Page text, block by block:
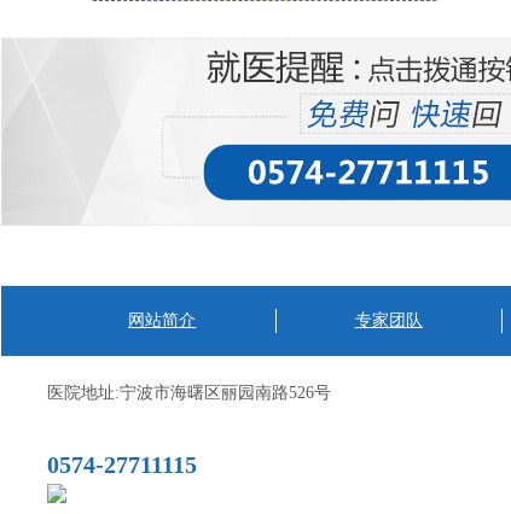
网站简介 专家团队
医院地址:宁波市海曙区丽园南路526号
0574-27711115